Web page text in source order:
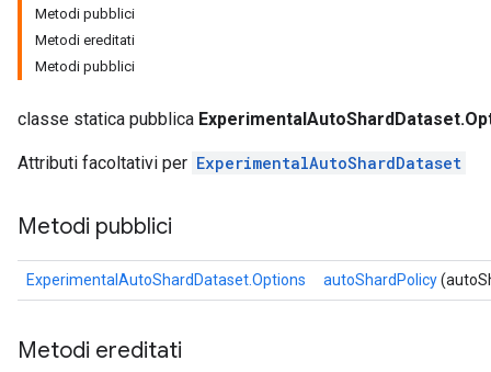
Metodi pubblici
Metodi ereditati
Metodi pubblici
classe statica pubblica
Attributi facoltativi per ExperimentalAutoShardDataset
Metodi pubblici
ExperimentalAutoShardDataset.Options autoShardPolicy
Metodi ereditati